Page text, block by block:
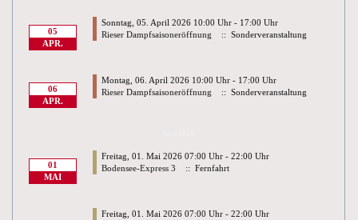
05
APR.
Sonntag, 05. April 2026 10:00 Uhr - 17:00 Uhr
Rieser Dampfsaisoneröffnung
:: Sonderveranstaltung
06
APR.
Montag, 06. April 2026 10:00 Uhr - 17:00 Uhr
Rieser Dampfsaisoneröffnung
:: Sonderveranstaltung
01
MAI
Freitag, 01. Mai 2026 07:00 Uhr - 22:00 Uhr
Bodensee-Express 3
:: Fernfahrt
Freitag, 01. Mai 2026 07:00 Uhr - 22:00 Uhr